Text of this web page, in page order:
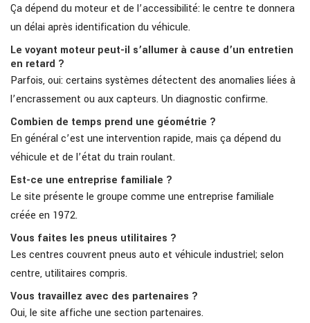
Ça dépend du moteur et de l’accessibilité: le centre te donnera
un délai après identification du véhicule.
Le voyant moteur peut-il s’allumer à cause d’un entretien
en retard ?
Parfois, oui: certains systèmes détectent des anomalies liées à
l’encrassement ou aux capteurs. Un diagnostic confirme.
Combien de temps prend une géométrie ?
En général c’est une intervention rapide, mais ça dépend du
véhicule et de l’état du train roulant.
Est-ce une entreprise familiale ?
Le site présente le groupe comme une entreprise familiale
créée en 1972.
Vous faites les pneus utilitaires ?
Les centres couvrent pneus auto et véhicule industriel; selon
centre, utilitaires compris.
Vous travaillez avec des partenaires ?
Oui, le site affiche une section partenaires.